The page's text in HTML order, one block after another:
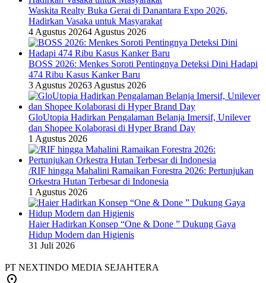
Waskita Realty Buka Gerai di Danantara Expo 2026,
Hadirkan Vasaka untuk Masyarakat
4 Agustus 20264 Agustus 2026
BOSS 2026: Menkes Soroti Pentingnya Deteksi Dini Hadapi
474 Ribu Kasus Kanker Baru
3 Agustus 20263 Agustus 2026
GloUtopia Hadirkan Pengalaman Belanja Imersif, Unilever
dan Shopee Kolaborasi di Hyper Brand Day
1 Agustus 2026
/RIF hingga Mahalini Ramaikan Forestra 2026: Pertunjukan
Orkestra Hutan Terbesar di Indonesia
1 Agustus 2026
Haier Hadirkan Konsep “One & Done ” Dukung Gaya
Hidup Modern dan Higienis
31 Juli 2026
PT NEXTINDO MEDIA SEJAHTERA